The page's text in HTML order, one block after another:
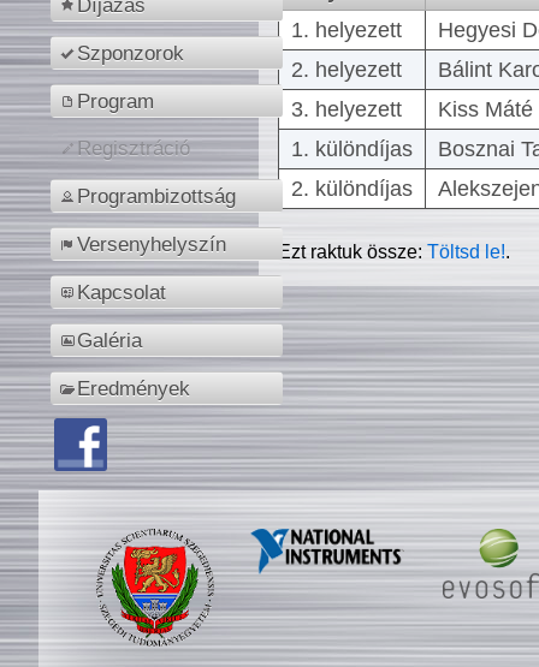
Díjazás
Szponzorok
Program
Regisztráció
Programbizottság
Versenyhelyszín
Kapcsolat
Galéria
Eredmények
1. helyezett
Hegyesi
2. helyezett
Bálint
3. helyezett
Kiss
1. különdíjas
Bosznai
2. különdíjas
Ezt raktuk össze:Töltsd le!.